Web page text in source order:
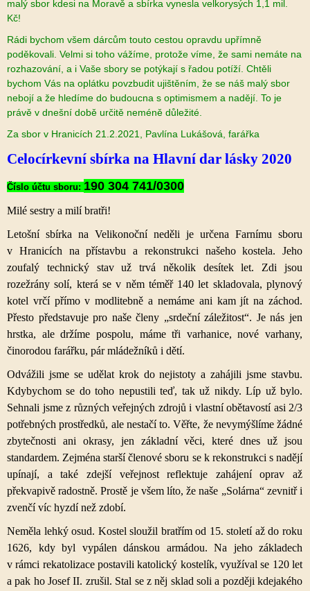
malý sbor kdesi na Moravě a sbírka vynesla velkorysých 1,1 mil.
Kč!
Rádi bychom všem dárcům touto cestou opravdu upřímně
poděkovali. Velmi si toho vážíme, protože víme, že sami nemáte na
rozhazování, a i Vaše sbory se potýkají s řadou potíží. Chtěli
bychom Vás na oplátku povzbudit ujištěním, že se náš malý sbor
nebojí a že hledíme do budoucna s optimismem a nadějí. To je
právě v dnešní době určitě neméně důležité.
Za sbor v Hranicích 21.2.2021, Pavlína Lukášová, farářka
Celocírkevní sbírka na Hlavní dar lásky 2020
Číslo účtu sboru: 190 304 741/0300
Milé sestry a milí bratři!
Letošní sbírka na Velikonoční neděli je určena Farnímu sboru
v Hranicích na přístavbu a rekonstrukci našeho kostela. Jeho
zoufalý technický stav už trvá několik desítek let. Zdi jsou
rozežrány solí, která se v něm téměř 140 let skladovala, plynový
kotel vrčí přímo v modlitebně a nemáme ani kam jít na záchod.
Přesto představuje pro naše členy „srdeční záležitost“. Je nás jen
hrstka, ale držíme pospolu, máme tři varhanice, nové varhany,
činorodou farářku, pár mládežníků i dětí.
Odvážili jsme se udělat krok do nejistoty a zahájili jsme stavbu.
Kdybychom se do toho nepustili teď, tak už nikdy. Líp už bylo.
Sehnali jsme z různých veřejných zdrojů i vlastní obětavostí asi 2/3
potřebných prostředků, ale nestačí to. Věřte, že nevymýšlíme žádné
zbytečnosti ani okrasy, jen základní věci, které dnes už jsou
standardem. Zejména starší členové sboru se k rekonstrukci s nadějí
upínají, a také zdejší veřejnost reflektuje zahájení oprav až
překvapivě radostně. Prostě je všem líto, že naše „Solárna“ zevnitř i
zvenčí víc hyzdí než zdobí.
Neměla lehký osud. Kostel sloužil bratřím od 15. století až do roku
1626, kdy byl vypálen dánskou armádou. Na jeho základech
v rámci rekatolizace postavili katolický kostelík, využíval se 120 let
a pak ho Josef II. zrušil. Stal se z něj sklad soli a později kdejakého